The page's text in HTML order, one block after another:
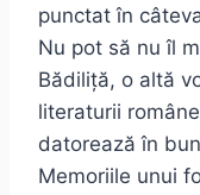
punctat în
Nu pot să nu îl
Bădiliță, o altă
literaturii
datorează în
Memoriile unui